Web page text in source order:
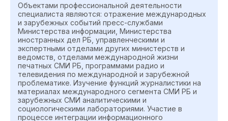
Объектами профессиональной деятельности
специалиста являются: отражение международных
и зарубежных событий пресс-службами
Министерства информации, Министерства
иностранных дел РБ, управленческими и
экспертными отделами других министерств и
ведомств, отделами международной жизни
печатных СМИ РБ, программами радио и
телевидения по международной и зарубежной
проблематике. Изучение функций журналистики на
материалах международного сегмента СМИ РБ и
зарубежных СМИ аналитическими и
социологическими лабораториями. Участие в
процессе интеграции информационного